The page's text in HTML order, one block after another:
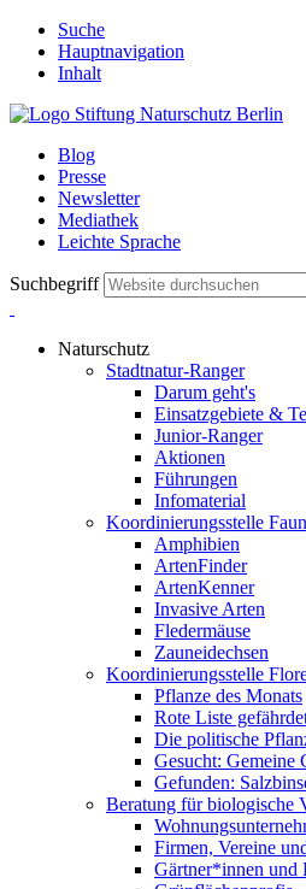
Suche
Hauptnavigation
Inhalt
Blog
Presse
Newsletter
Mediathek
Leichte Sprache
Suchbegriff
Naturschutz
Stadtnatur-Ranger
Darum geht's
Einsatzgebiete &
Junior-Ranger
Aktionen
Führungen
Infomaterial
Koordinierungsstelle
Amphibien
ArtenFinder
ArtenKenner
Invasive Arten
Fledermäuse
Zauneidechsen
Koordinierungsstelle
Pflanze des Monats
Rote Liste
Die politische
Gesucht: Gemeine
Gefunden:
Beratung für biologische
Firmen, Vereine
Gärtner*innen und